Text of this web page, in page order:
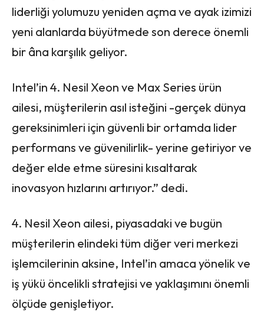
liderliği yolumuzu yeniden açma ve ayak izimizi
yeni alanlarda büyütmede son derece önemli
bir âna karşılık geliyor.
Intel’in 4. Nesil Xeon ve Max Series ürün
ailesi, müşterilerin asıl isteğini -gerçek dünya
gereksinimleri için güvenli bir ortamda lider
performans ve güvenilirlik- yerine getiriyor ve
değer elde etme süresini kısaltarak
inovasyon hızlarını artırıyor.” dedi.
4. Nesil Xeon ailesi, piyasadaki ve bugün
müşterilerin elindeki tüm diğer veri merkezi
işlemcilerinin aksine, Intel’in amaca yönelik ve
iş yükü öncelikli stratejisi ve yaklaşımını önemli
ölçüde genişletiyor.